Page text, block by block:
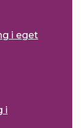
i eget
i